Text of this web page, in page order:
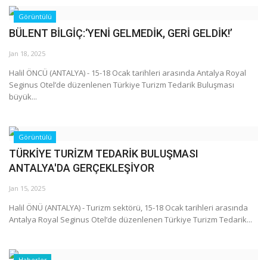
Görüntülü
BÜLENT BİLGİÇ:‘YENİ GELMEDİK, GERİ GELDİK!’
Jan 18, 2025
Halil ÖNCÜ (ANTALYA) - 15-18 Ocak tarihleri arasında Antalya Royal
Seginus Otel’de düzenlenen Türkiye Turizm Tedarik Buluşması
büyük...
Görüntülü
TÜRKİYE TURİZM TEDARİK BULUŞMASI
ANTALYA'DA GERÇEKLEŞİYOR
Jan 15, 2025
Halil ÖNÜ (ANTALYA) - Turizm sektörü, 15-18 Ocak tarihleri arasında
Antalya Royal Seginus Otel’de düzenlenen Türkiye Turizm Tedarik...